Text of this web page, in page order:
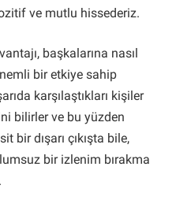
ve mutlu hissederiz.
başkalarına nasıl
bir etkiye sahip
karşılaştıkları kişiler
bilirler ve bu yüzden
bir dışarı çıkışta bile,
bir izlenim bırakma